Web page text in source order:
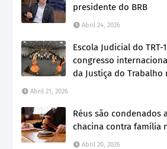
presidente do BRB
Abril 24, 2026
Escola Judicial do
congresso
da Justiça do Trabalho
Abril 21, 2026
Réus são condenados
chacina contra família
Abril 20, 2026